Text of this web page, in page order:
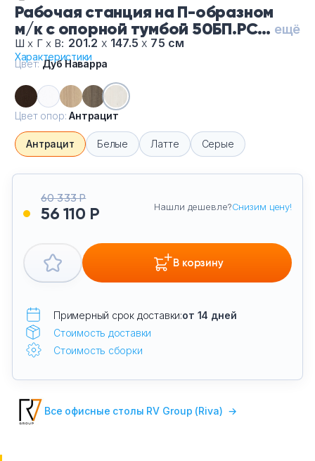
Рабочая станция на П-образном
м/к с опорной тумбой 50БП.РС-
СТП-2.4-Ду Наварра-Ан, цвет
Дуб Наварра, цвет опор
Антрацит
ещё
Шх Г х В: 201.2 х 147.5х 75 см
Характеристики
60 333 Р
56 110 Р Нашли дешевле?Снизим цену!
В корзину
Примерный срок доставки:от 14 дней
Стоимость доставки
Стоимость сборки
Цвет:Дуб Наварра
Цвет опор:Антрацит
Антрацит Белые Латте Серые
Все офисные столы RV Group (Riva) →
Тумбы офисные
Офисные шкафы
Офисные диваны
Сейфы и металлическая мебель
Обеденная зона